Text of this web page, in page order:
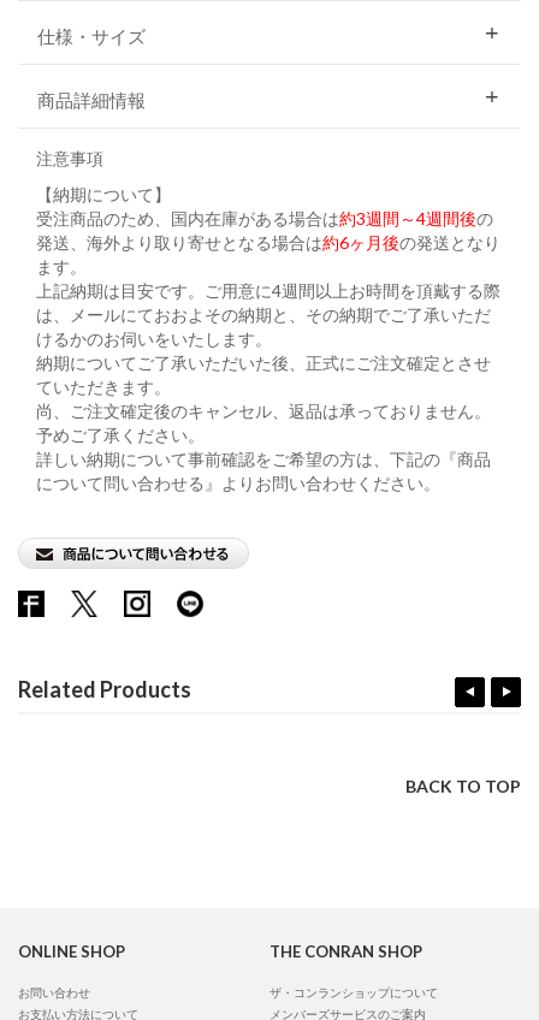
仕様・サイズ
商品詳細情報
注意事項
【納期について】
受注商品のため、国内在庫がある場合は約3週間～4週間後の
発送、海外より取り寄せとなる場合は約6ヶ月後の発送となり
ます。
上記納期は目安です。ご用意に4週間以上お時間を頂戴する際
は、メールにておおよその納期と、その納期でご了承いただ
けるかのお伺いをいたします。
納期についてご了承いただいた後、正式にご注文確定とさせ
ていただきます。
尚、ご注文確定後のキャンセル、返品は承っておりません。
予めご了承ください。
詳しい納期について事前確認をご希望の方は、下記の『商品
について問い合わせる』よりお問い合わせください。
Related Products
BACK TO TOP
ONLINE SHOP
お問い合わせ
お支払い方法について
THE CONRAN SHOP
ザ・コンランショップについて
メンバーズサービスのご案内